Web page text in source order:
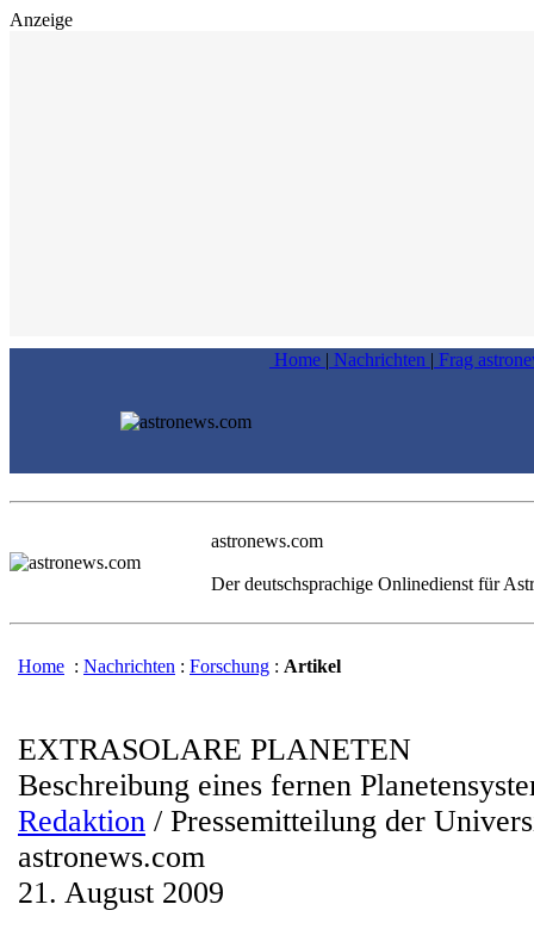
Anzeige
Home | Nachrichten | Frag
astronews.com
Der deutschsprachige Onlinedienst für
Home : Nachrichten : Forschung : Artikel
EXTRASOLARE PLANETEN
Beschreibung eines fernen
Redaktion / Pressemitteilung der
astronews.com
21. August 2009